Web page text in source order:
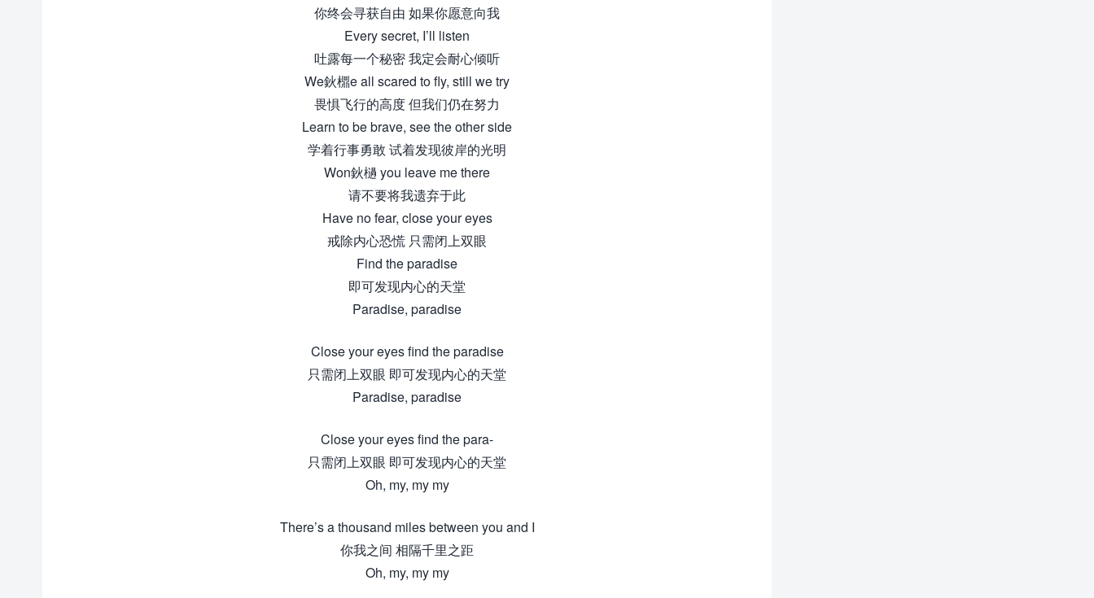
你终会寻获自由 如果你愿意向我
Every secret, I’ll listen
吐露每一个秘密 我定会耐心倾听
We鈥檙e all scared to fly, still we try
畏惧飞行的高度 但我们仍在努力
Learn to be brave, see the other side
学着行事勇敢 试着发现彼岸的光明
Won鈥檛 you leave me there
请不要将我遗弃于此
Have no fear, close your eyes
戒除内心恐慌 只需闭上双眼
Find the paradise
即可发现内心的天堂
Paradise, paradise
Close your eyes find the paradise
只需闭上双眼 即可发现内心的天堂
Paradise, paradise
Close your eyes find the para-
只需闭上双眼 即可发现内心的天堂
Oh, my, my my
There’s a thousand miles between you and I
你我之间 相隔千里之距
Oh, my, my my